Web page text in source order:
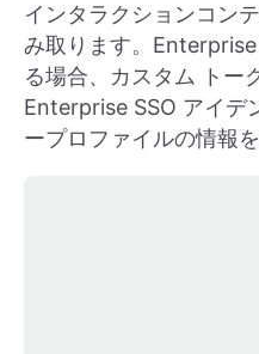
インタラクションコン
み取ります。
る場合、カスタム トー
Enterprise SSO アイデ
ープロファイルの情報